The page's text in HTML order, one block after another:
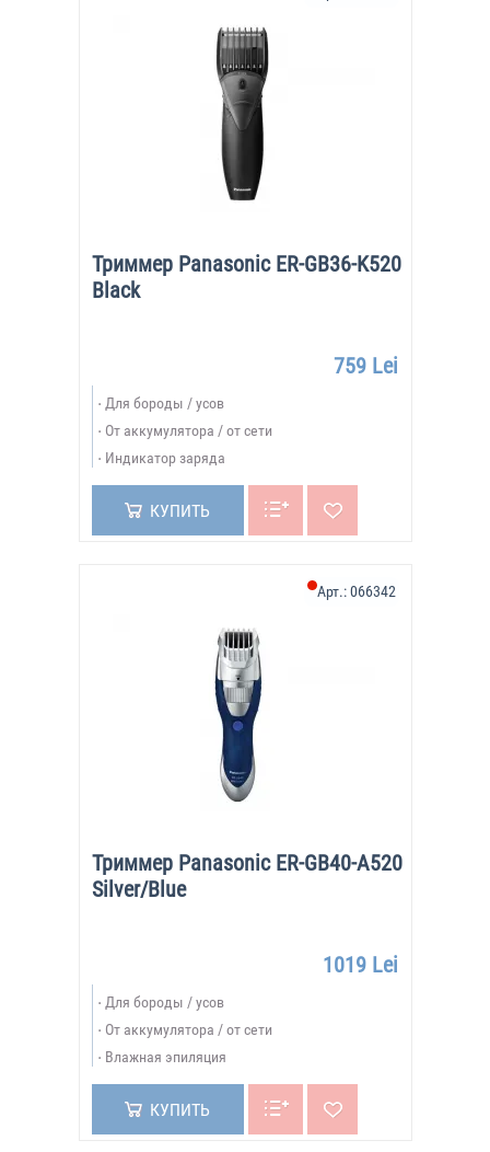
Триммер Panasonic ER-GB36-K520
Black
759 Lei
Для бороды / усов
От аккумулятора / от сети
Индикатор заряда
КУПИТЬ
Триммер Panasonic ER-GB40-A520
Silver/Blue
Арт.:066342
1019 Lei
Для бороды / усов
От аккумулятора / от сети
Влажная эпиляция
КУПИТЬ